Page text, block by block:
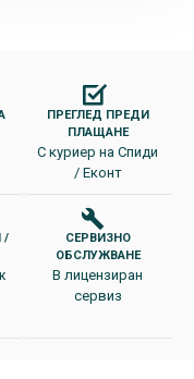
ПРЕГЛЕД ПРЕДИ
ПЛАЩАНЕ
С куриер на Спиди
/ Еконт
/
СЕРВИЗНО
ОБСЛУЖВАНЕ
В лицензиран
сервиз